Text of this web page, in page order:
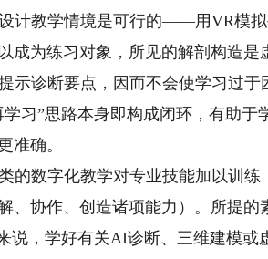
计教学情境是可行的——用VR模
成为练习对象，所见的解剖构造是
示诊断要点，因而不会使学习过于
习”思路本身即构成闭环，有助于
准确。
的数字化教学对专业技能加以训练
、协作、创造诸项能力）。所提的
说，学好有关AI诊断、三维建模或